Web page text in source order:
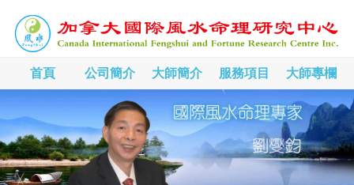
首頁 公司簡介 大師簡介 服務項目 大師專欄